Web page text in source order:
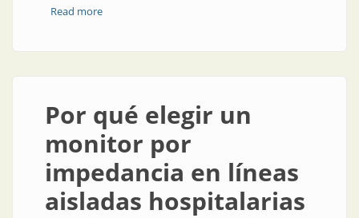
Read moreabout Cómo es, y por qué, un transformador de
Por qué elegir un
monitor por
impedancia en líneas
aisladas hospitalarias